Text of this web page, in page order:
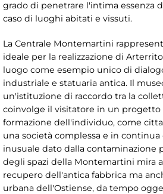
grado di penetrare l'intima essenza
caso di luoghi abitati e vissuti.
La Centrale Montemartini
ideale per la realizzazione di
luogo come esempio unico di
industriale e statuaria antica. Il
un'istituzione di raccordo tra la
coinvolge il visitatore in un
formazione dell'individuo, come
una società complessa e in
inusuale dato dalla contaminazione
degli spazi della Montemartini mira
recupero dell'antica fabbrica ma
urbana dell'Ostiense, da tempo